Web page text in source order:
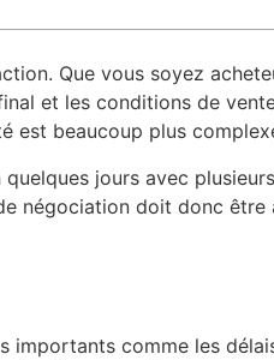
Que vous soyez
et les conditions de
est beaucoup plus
jours avec
négociation doit donc
importants comme les